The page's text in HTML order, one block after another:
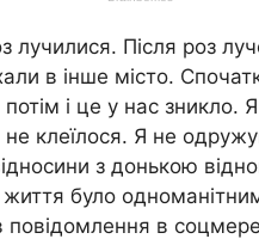
Після роз
в інше місто.
і це у нас зникло.
клеїлося. Я не
з донькою
було
в